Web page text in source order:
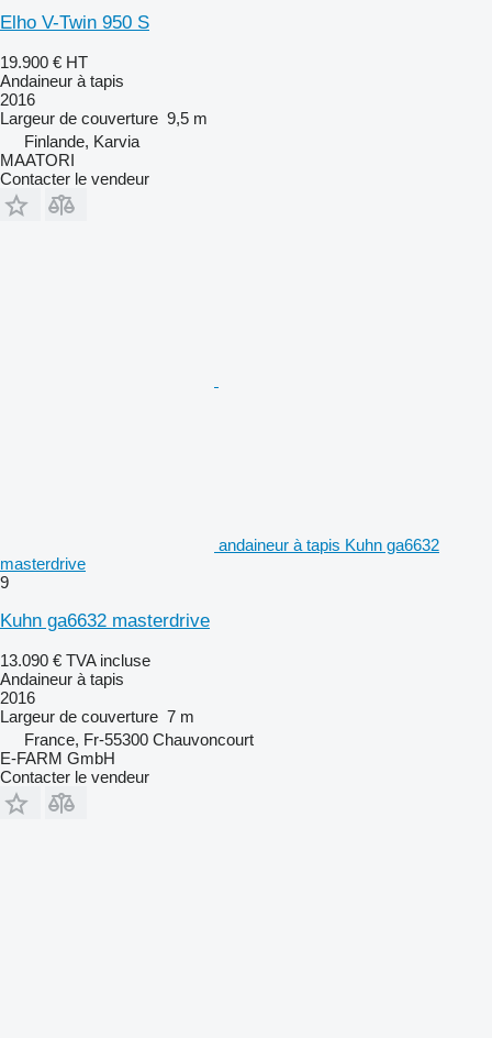
Elho V-Twin 950 S
19.900 € HT
Andaineur à tapis
2016
Largeur de couverture 9,5 m
Finlande, Karvia
MAATORI
Contacter le vendeur
andaineur à tapis Kuhn ga6632
masterdrive
9
Kuhn ga6632 masterdrive
13.090 € TVA incluse
Andaineur à tapis
2016
Largeur de couverture 7 m
France, Fr-55300 Chauvoncourt
E-FARM GmbH
Contacter le vendeur